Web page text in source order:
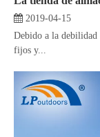
2019-04-15
Debido a la
fijos y...